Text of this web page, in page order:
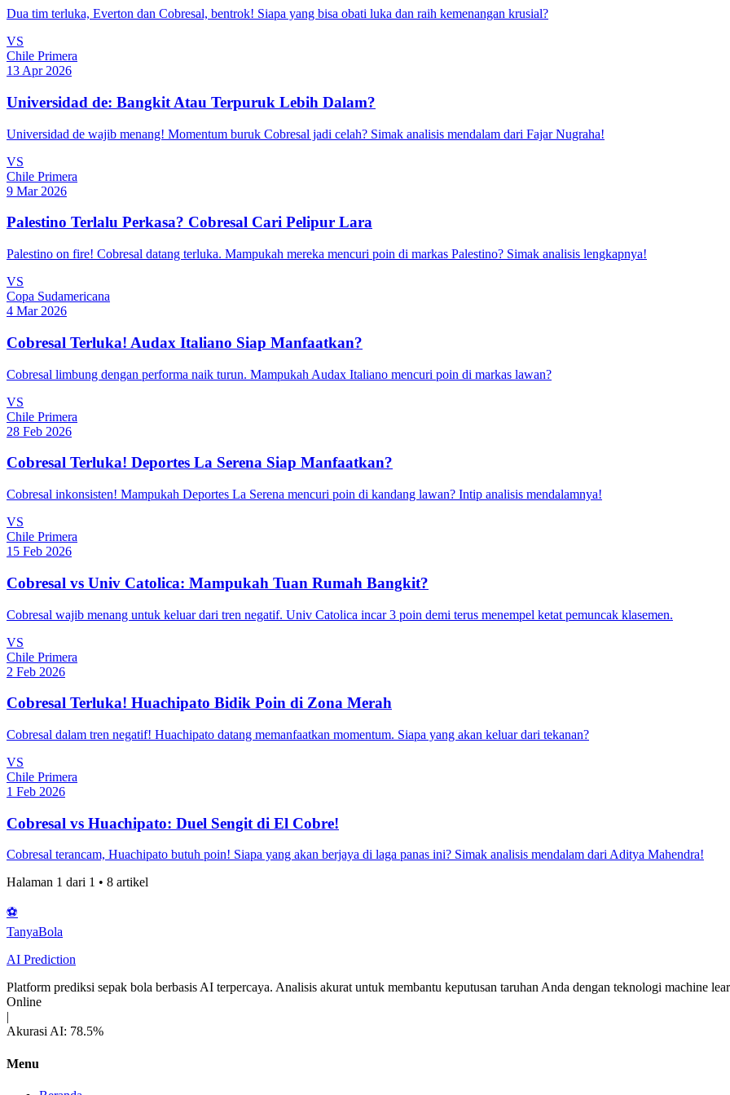
Dua tim terluka, Everton dan Cobresal, bentrok! Siapa yang bisa obati luka dan raih kemenangan krusial?
VS
Chile Primera
13 Apr 2026
Universidad de: Bangkit Atau Terpuruk Lebih Dalam?
Universidad de wajib menang! Momentum buruk Cobresal jadi celah? Simak analisis mendalam dari Fajar Nugraha!
VS
Chile Primera
9 Mar 2026
Palestino Terlalu Perkasa? Cobresal Cari Pelipur Lara
Palestino on fire! Cobresal datang terluka. Mampukah mereka mencuri poin di markas Palestino? Simak analisis lengkapnya!
VS
Copa Sudamericana
4 Mar 2026
Cobresal Terluka! Audax Italiano Siap Manfaatkan?
Cobresal limbung dengan performa naik turun. Mampukah Audax Italiano mencuri poin di markas lawan?
VS
Chile Primera
28 Feb 2026
Cobresal Terluka! Deportes La Serena Siap Manfaatkan?
Cobresal inkonsisten! Mampukah Deportes La Serena mencuri poin di kandang lawan? Intip analisis mendalamnya!
VS
Chile Primera
15 Feb 2026
Cobresal vs Univ Catolica: Mampukah Tuan Rumah Bangkit?
Cobresal wajib menang untuk keluar dari tren negatif. Univ Catolica incar 3 poin demi terus menempel ketat pemuncak klasemen.
VS
Chile Primera
2 Feb 2026
Cobresal Terluka! Huachipato Bidik Poin di Zona Merah
Cobresal dalam tren negatif! Huachipato datang memanfaatkan momentum. Siapa yang akan keluar dari tekanan?
VS
Chile Primera
1 Feb 2026
Cobresal vs Huachipato: Duel Sengit di El Cobre!
Cobresal terancam, Huachipato butuh poin! Siapa yang akan berjaya di laga panas ini? Simak analisis mendalam dari Aditya Mahendra!
Halaman 1 dari 1 • 8 artikel
⚽
TanyaBola
AI Prediction
Platform prediksi sepak bola berbasis AI terpercaya. Analisis akurat untuk membantu keputusan taruhan Anda dengan teknologi machine
Online
|
Akurasi AI: 78.5%
Menu